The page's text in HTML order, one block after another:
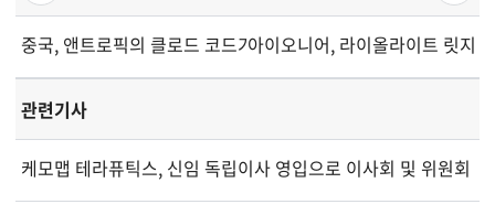
중국, 앤트로픽의 클로드 코드가 사용자 데이터 유출한다며 즉각
아이오니어, 라이올라이트 릿지
관련기사
케모맵 테라퓨틱스, 신임 독립이사 영입으로 이사회 및 위원회